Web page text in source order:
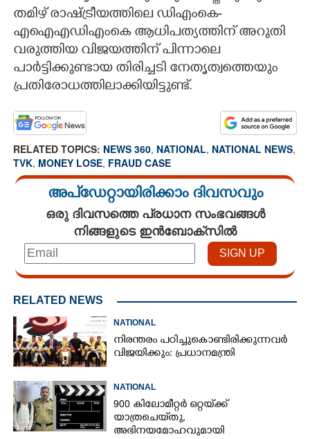
തമിഴ് രാഷ്ട്രീയത്തിലെ ഡിഎംകെ-
എഐഎഡിഎംകെ ആധിപത്യത്തിന് അറുതി
വരുത്തിയ വിജയത്തിന് പിന്നാലെ
പാർട്ടിക്കുണ്ടായ തിരിച്ചടി നേതൃത്വത്തെയും
പ്രതിരോധത്തിലാക്കിയിട്ടുണ്ട്.
RELATED TOPICS: NEWS 360, NATIONAL, NATIONAL NEWS,
TVK, MONEY LOSE, FRAUD CASE
അപ്ഡേറ്റായിരിക്കാം ദിവസവും
ഒരു ദിവസത്തെ പ്രധാന സംഭവങ്ങൾ
നിങ്ങളുടെ ഇൻബോക്സിൽ
RELATED NEWS
NATIONAL
നിരന്തരം പഠിച്ചുകൊണ്ടിരിക്കുന്നവർ
വിജയിക്കും: പ്രധാനമന്ത്രി
NATIONAL
900 കിലോമീറ്റർ ഒറ്റയ്‌ക്ക്
യാത്രചെ‌യ്‌തു,​
അഭിനയമോഹവുമായി